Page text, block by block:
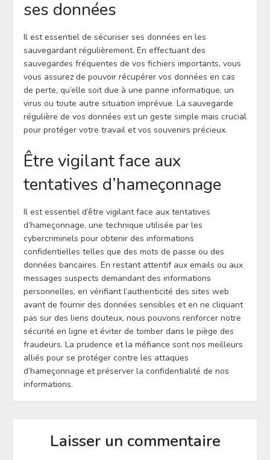
ses données
Il est essentiel de sécuriser ses données en les
sauvegardant régulièrement. En effectuant des
sauvegardes fréquentes de vos fichiers importants, vous
vous assurez de pouvoir récupérer vos données en cas
de perte, qu’elle soit due à une panne informatique, un
virus ou toute autre situation imprévue. La sauvegarde
régulière de vos données est un geste simple mais crucial
pour protéger votre travail et vos souvenirs précieux.
Être vigilant face aux
tentatives d’hameçonnage
Il est essentiel d’être vigilant face aux tentatives
d’hameçonnage, une technique utilisée par les
cybercriminels pour obtenir des informations
confidentielles telles que des mots de passe ou des
données bancaires. En restant attentif aux emails ou aux
messages suspects demandant des informations
personnelles, en vérifiant l’authenticité des sites web
avant de fournir des données sensibles et en ne cliquant
pas sur des liens douteux, nous pouvons renforcer notre
sécurité en ligne et éviter de tomber dans le piège des
fraudeurs. La prudence et la méfiance sont nos meilleurs
alliés pour se protéger contre les attaques
d’hameçonnage et préserver la confidentialité de nos
informations.
Laisser un commentaire